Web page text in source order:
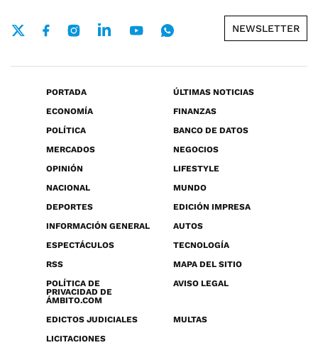
NEWSLETTER
PORTADA
ÚLTIMAS NOTICIAS
ECONOMÍA
FINANZAS
POLÍTICA
BANCO DE DATOS
MERCADOS
NEGOCIOS
OPINIÓN
LIFESTYLE
NACIONAL
MUNDO
DEPORTES
EDICIÓN IMPRESA
INFORMACIÓN GENERAL
AUTOS
ESPECTÁCULOS
TECNOLOGÍA
RSS
MAPA DEL SITIO
POLÍTICA DE
PRIVACIDAD DE
ÁMBITO.COM
AVISO LEGAL
EDICTOS JUDICIALES
MULTAS
LICITACIONES